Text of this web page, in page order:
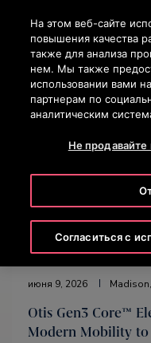
Нажмите Enter,
июня 9, 2026
Otis Gen3 Core™
Modern Mobility
На этом веб-сайте
повышения качества
также для анализа
нем. Мы также
использовании вами
партнерам по
аналитическим
Не
Согласиться с